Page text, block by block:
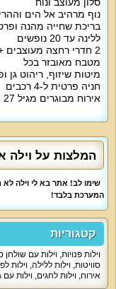
סלון מעוצב ונוח
נוף מרהיב אל הים
בריכת שחייה מהנה
ללינה עד 20 נופשים
2 חדרי רחצה מעוצבים + חדר שירותים
מטבח מאובזר בכל
מיטות שיזוף, ריהוט גן
חניה פרטית ל-4 רכבים
אירוח מבוגרים מגיל 27 ומעלה
המלצות על וילה
שימו לב! אתר בא לי וילה
המערכת בלבד!
קטגוריות
וילות פנויות, וילות עם שולחן
סוויטות, וילות ללילה, וילות
אירוח, וילות לחגים, וילות עם